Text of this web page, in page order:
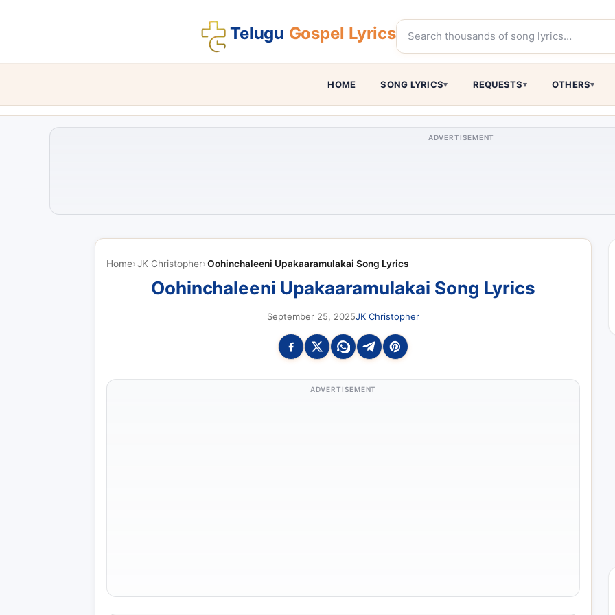
Telugu Gospel Lyrics
HOME SONG LYRICS REQUESTS OTHERS
ADVERTISEMENT
Home JK Christopher Oohinchaleeni Upakaaramulakai Song Lyrics
Oohinchaleeni Upakaaramulakai Song Lyrics
September 25, 2025JK Christopher
ADVERTISEMENT